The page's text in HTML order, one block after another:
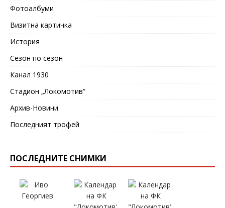
Фотоалбуми
Визитна картичка
История
Сезон по сезон
Канал 1930
Стадион „Локомотив“
Архив-Новини
Последният трофей
ПОСЛЕДНИТЕ СНИМКИ